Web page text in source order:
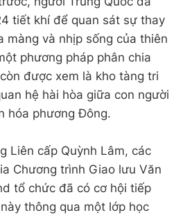
tiết khí để quan sát sự thay
màng và nhịp sống của thiên
phương pháp phân chia
được xem là kho tàng tri
hệ hài hòa giữa con người
hóa phương Đông.
Liên cấp Quỳnh Lâm, các
Chương trình Giao lưu Văn
tổ chức đã có cơ hội tiếp
thông qua một lớp học